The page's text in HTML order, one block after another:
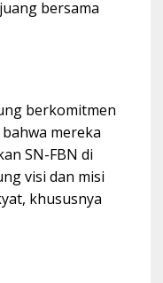
bersama
berkomitmen
mereka
SN-FBN di
visi dan misi
khususnya